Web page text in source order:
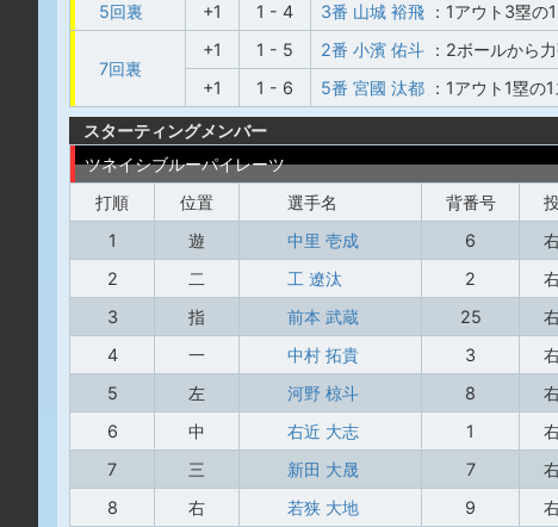
5回裏
+1 1 - 4 3番 山城 裕飛 ：1アウト3塁の
7回裏
+1 1 - 5 2番 小濱 佑斗 ：2ボールから
+1
1 - 6 5番 宮國 汰都 ：1アウト1塁の
スターティングメンバー
ツネイシブルーパイレーツ
打順
位置 選手名 背番号
1
遊 中里 壱成 6
2
二 工 遼汰 2
3
指 前本 武蔵 25
4
一 中村 拓貴 3
5
左 河野 椋斗 8
6
中 右近 大志 1
7
三 新田 大晟 7
8
右 若狭 大地 9